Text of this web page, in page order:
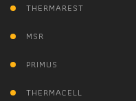
THERMAREST
MSR
PRIMUS
THERMACELL